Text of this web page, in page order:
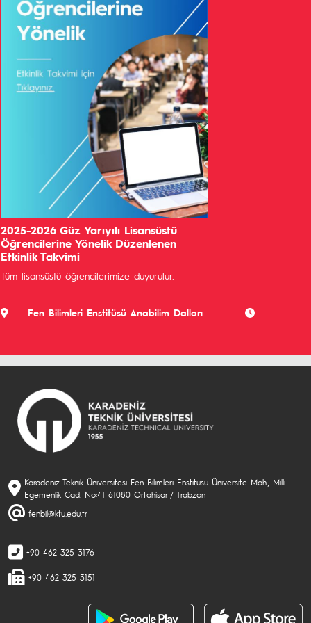
2025-2026 Güz Yarıyılı Lisansüstü
Öğrencilerine Yönelik Düzenlenen
Etkinlik Takvimi
Tüm lisansüstü öğrencilerimize duyurulur.
Fen Bilimleri Enstitüsü Anabilim Dalları
Karadeniz Teknik Üniversitesi Fen Bilimleri Enstitüsü Üniversite Mah., Milli
Egemenlik Cad. No:41 61080 Ortahisar / Trabzon
fenbil@ktu.edu.tr
+90 462 325 3176
+90 462 325 3151